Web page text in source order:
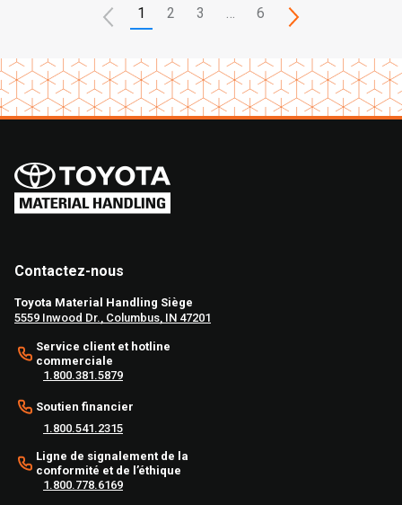
1 2 3 6
Contactez-nous
Toyota Material Handling Siège
5559 Inwood Dr., Columbus, IN 47201
Service client et hotline
commerciale
1.800.381.5879
Soutien financier
1.800.541.2315
Ligne de signalement de la
conformité et de l’éthique
1.800.778.6169